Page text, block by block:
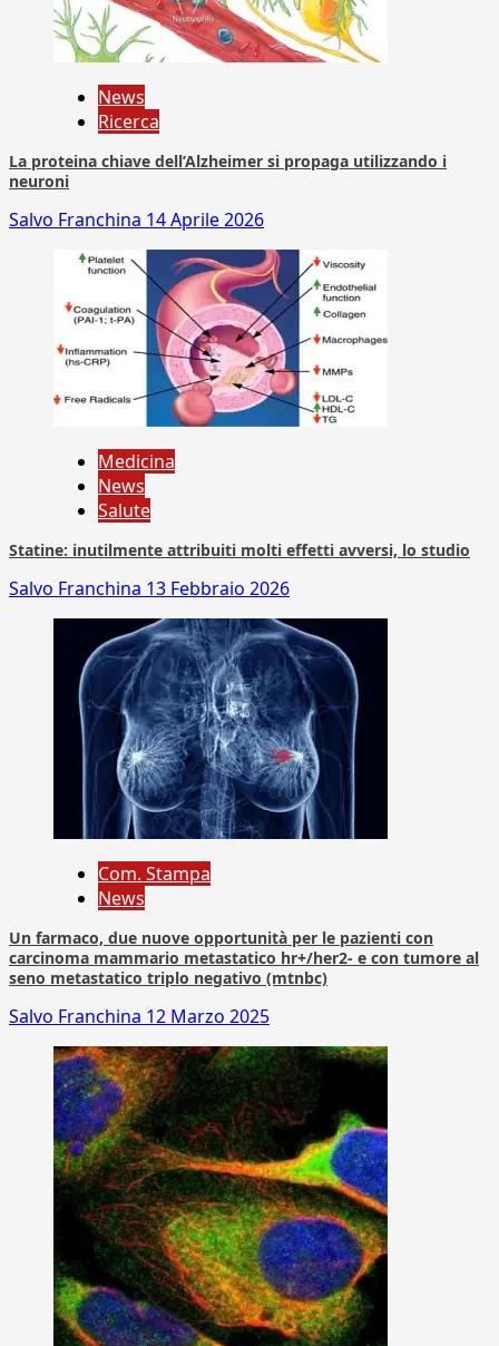
News
Ricerca
La proteina chiave dell’Alzheimer si propaga utilizzando i
neuroni
Salvo Franchina 14 Aprile 2026
Medicina
News
Salute
Statine: inutilmente attribuiti molti effetti avversi, lo studio
Salvo Franchina 13 Febbraio 2026
Com. Stampa
News
Un farmaco, due nuove opportunità per le pazienti con
carcinoma mammario metastatico hr+/her2- e con tumore al
seno metastatico triplo negativo (mtnbc)
Salvo Franchina 12 Marzo 2025